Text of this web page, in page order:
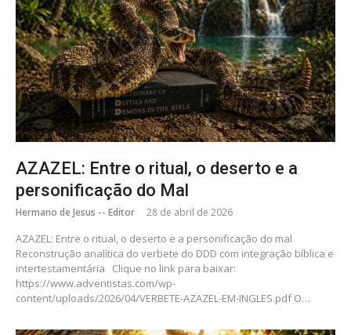
AZAZEL: Entre o ritual, o deserto e a
personificação do Mal
Hermano de Jesus -- Editor 28 de abril de 2026
AZAZEL: Entre o ritual, o deserto e a personificação do mal
Reconstrução analítica do verbete do DDD com integração bíblica e
intertestamentária Clique no link para baixar:
https://www.adventistas.com/wp-
content/uploads/2026/04/VERBETE-AZAZEL-EM-INGLES.pdf O…